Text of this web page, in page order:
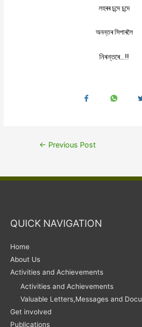
লহৰৰ চন্দে চন্দে
অনন্তৰ সিপাৰলৈ
নিৰন্তৰে …!!
← Previous Post
QUICK NAVIGATION
Home
About Us
Activities and Achievements
Activities and Achievements
Valuable Letters,Messages and
Get involved
Publications